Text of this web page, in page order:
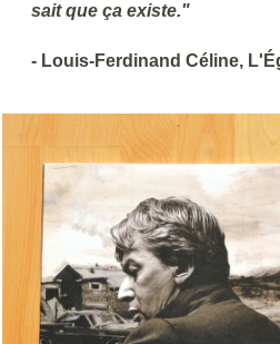
sait que ça existe."
- Louis-Ferdinand Céline,